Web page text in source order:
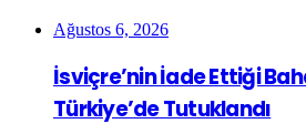
Ağustos 6, 2026
İsviçre’nin İade Ettiği
Türkiye’de Tutuklandı